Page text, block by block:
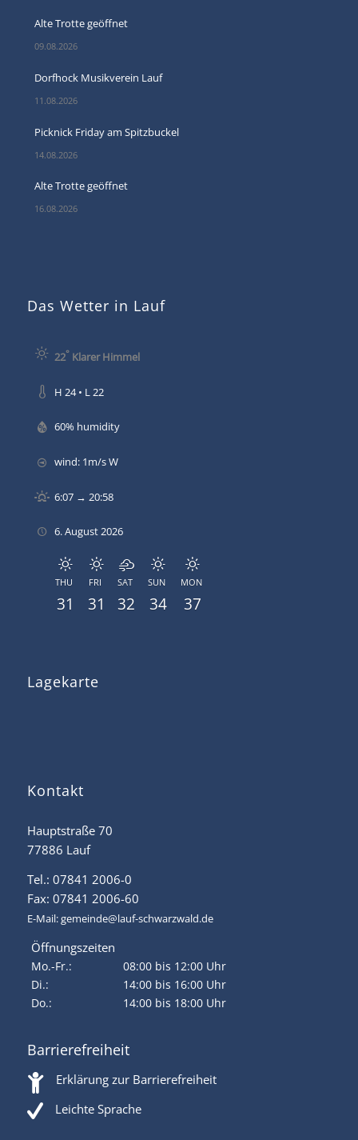
Alte Trotte geöffnet
09.08.2026
Dorfhock Musikverein Lauf
11.08.2026
Picknick Friday am Spitzbuckel
14.08.2026
Alte Trotte geöffnet
16.08.2026
Das Wetter in Lauf
22°Klarer Himmel
H 24 • L 22
60% humidity
wind: 1m/s W
6:07 → 20:58
6. August 2026
THU
31
FRI
31
SAT
32
SUN
34
MON
37
Lagekarte
Kontakt
Hauptstraße 70
77886 Lauf
Tel.: 07841 2006-0
Fax: 07841 2006-60
E-Mail:gemeinde@lauf-schwarzwald.de
Öffnungszeiten
Mo.-Fr.:
08:00 bis 12:00 Uhr
Di.:
14:00 bis 16:00 Uhr
Do.:
14:00 bis 18:00 Uhr
Barrierefreiheit
Erklärung zur Barrierefreiheit
Leichte Sprache